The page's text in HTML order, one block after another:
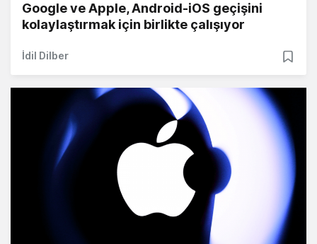
Google ve Apple, Android-iOS geçişini
kolaylaştırmak için birlikte çalışıyor
İdil Dilber